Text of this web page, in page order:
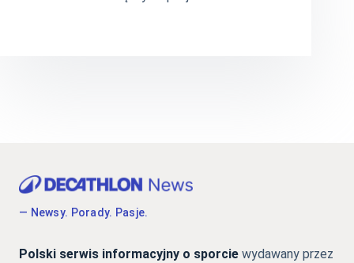
— Newsy. Porady. Pasje.
Polski serwis informacyjny o sporcie wydawany przez